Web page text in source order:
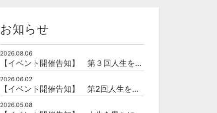
お知らせ
2026.08.06
【イベント開催告知】 第３回人生を豊かにする「本の力」を学ぶ会
2026.06.02
【イベント開催告知】 第2回人生を豊かにする「本の力」を学ぶ会
2026.05.08